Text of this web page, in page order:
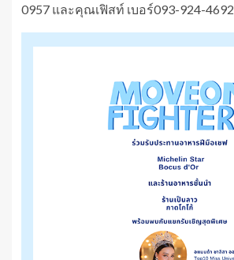
0957 และคุณเฟิสท์ เบอร์093-924-4692